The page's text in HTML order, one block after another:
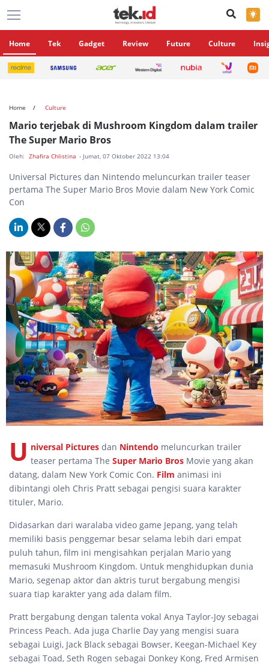
×
Home Tek Gadget Review Future Culture
Home Culture
Mario terjebak di Mushroom Kingdom dalam trailer
The Super Mario Bros
Oleh: Zhafira Chlistina - Jumat, 07 Oktober 2022 13:04
Universal Pictures dan Nintendo meluncurkan trailer teaser
pertama The Super Mario Bros Movie dalam New York Comic
Con
U niversal Pictures dan Nintendo meluncurkan trailer
teaser pertama The Super Mario Bros Movie yang akan
datang, dalam New York Comic Con. Film animasi ini
dibintangi oleh Chris Pratt sebagai pengisi suara karakter
tituler, Mario.
Didasarkan dari waralaba video game Jepang, yang telah
memiliki basis penggemar besar selama lebih dari empat
puluh tahun, film ini mengisahkan perjalan Mario yang
memasuki Mushroom Kingdom. Untuk menghidupkan dunia
Mario, segenap aktor dan aktris turut bergabung mengisi
suara tiap karakter yang ada dalam film.
Pratt bergabung dengan talenta vokal Anya Taylor-Joy sebagai
Princess Peach. Ada juga Charlie Day yang mengisi suara
sebagai Luigi, Jack Black sebagai Bowser, Keegan-Michael Key
sebagai Toad, Seth Rogen sebagai Donkey Kong, Fred Armisen